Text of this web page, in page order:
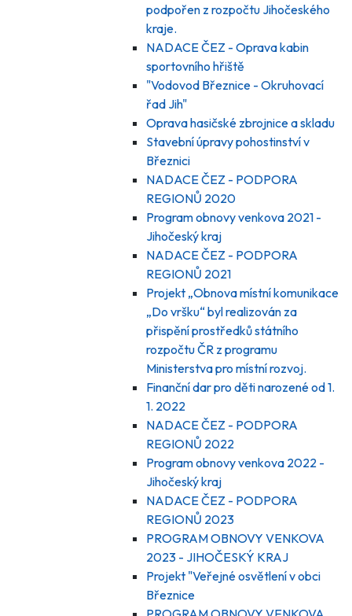
podpořen z rozpočtu Jihočeského
kraje.
NADACE ČEZ - Oprava kabin
sportovního hřiště
"Vodovod Březnice - Okruhovací
řad Jih"
Oprava hasičské zbrojnice a skladu
Stavební úpravy pohostinství v
Březnici
NADACE ČEZ - PODPORA
REGIONŮ 2020
Program obnovy venkova 2021 -
Jihočeský kraj
NADACE ČEZ - PODPORA
REGIONŮ 2021
Projekt „Obnova místní komunikace
„Do vršku“ byl realizován za
přispění prostředků státního
rozpočtu ČR z programu
Ministerstva pro místní rozvoj.
Finanční dar pro děti narozené od 1.
1. 2022
NADACE ČEZ - PODPORA
REGIONŮ 2022
Program obnovy venkova 2022 -
Jihočeský kraj
NADACE ČEZ - PODPORA
REGIONŮ 2023
PROGRAM OBNOVY VENKOVA
2023 - JIHOČESKÝ KRAJ
Projekt "Veřejné osvětlení v obci
Březnice